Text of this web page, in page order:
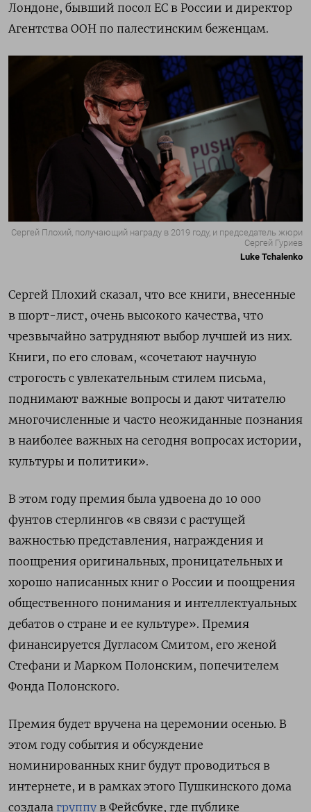
Лондоне, бывший посол ЕС в России и директор
Агентства ООН по палестинским беженцам.
Сергей Плохий, получающий награду в 2019 году, и председатель жюри
Сергей Гуриев
Luke Tchalenko
Сергей Плохий сказал, что все книги, внесенные
в шорт-лист, очень высокого качества, что
чрезвычайно затрудняют выбор лучшей из них.
Книги, по его словам, «сочетают научную
строгость с увлекательным стилем письма,
поднимают важные вопросы и дают читателю
многочисленные и часто неожиданные познания
в наиболее важных на сегодня вопросах истории,
культуры и политики».
В этом году премия была удвоена до 10 000
фунтов стерлингов «в связи с растущей
важностью представления, награждения и
поощрения оригинальных, проницательных и
хорошо написанных книг о России и поощрения
общественного понимания и интеллектуальных
дебатов о стране и ее культуре». Премия
финансируется Дугласом Смитом, его женой
Стефани и Марком Полонским, попечителем
Фонда Полонского.
Премия будет вручена на церемонии осенью. В
этом году события и обсуждение
номинированных книг будут проводиться в
интернете, и в рамках этого Пушкинского дома
создала группу в Фейсбуке, где публике